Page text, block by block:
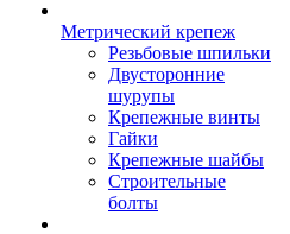
Метрический крепеж
Резьбовые шпильки
Двусторонние
шурупы
Крепежные винты
Гайки
Крепежные шайбы
Строительные
болты